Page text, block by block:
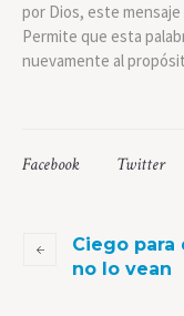
por Dios, este mensaje
Permite que esta
nuevamente al
Facebook Twitter
Ciego para
no lo vean